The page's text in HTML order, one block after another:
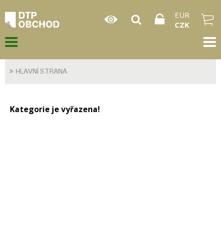
EUR
CZK
HLAVNÍ STRANA
Kategorie je vyřazena!